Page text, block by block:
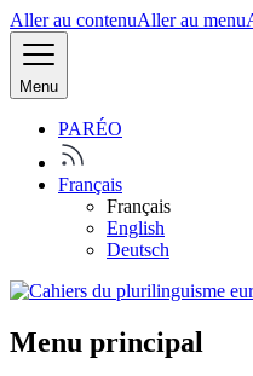
Aller au contenuAller au menu
Menu
PARÉO
Français
Français
English
Deutsch
Menu principal